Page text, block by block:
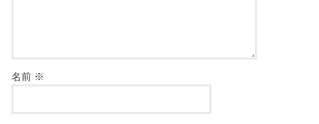
名前 ※